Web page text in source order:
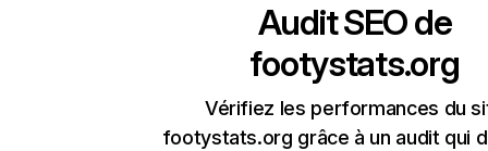
Audit SEO de
footystats.org
Vérifiez les performances du
footystats.org grâce à un audit qui